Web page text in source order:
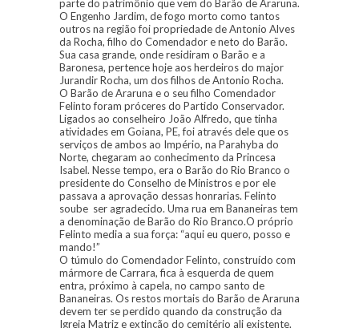
parte do patrimônio que vem do Barão de Araruna.
O Engenho Jardim, de fogo morto como tantos
outros na região foi propriedade de Antonio Alves
da Rocha, filho do Comendador e neto do Barão.
Sua casa grande, onde residiram o Barão e a
Baronesa, pertence hoje aos herdeiros do major
Jurandir Rocha, um dos filhos de Antonio Rocha.
O Barão de Araruna e o seu filho Comendador
Felinto foram próceres do Partido Conservador.
Ligados ao conselheiro João Alfredo, que tinha
atividades em Goiana, PE, foi através dele que os
serviços de ambos ao Império, na Parahyba do
Norte, chegaram ao conhecimento da Princesa
Isabel. Nesse tempo, era o Barão do Rio Branco o
presidente do Conselho de Ministros e por ele
passava a aprovação dessas honrarias. Felinto
soube ser agradecido. Uma rua em Bananeiras tem
a denominação de Barão do Rio Branco.O próprio
Felinto media a sua força: “aqui eu quero, posso e
mando!”
O túmulo do Comendador Felinto, construído com
mármore de Carrara, fica à esquerda de quem
entra, próximo à capela, no campo santo de
Bananeiras. Os restos mortais do Barão de Araruna
devem ter se perdido quando da construção da
Igreja Matriz e extinção do cemitério ali existente.